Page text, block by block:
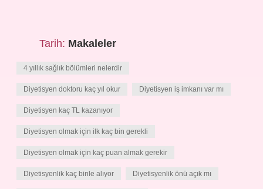
Tarih: Makaleler
4 yıllık sağlık bölümleri nelerdir
Diyetisyen doktoru kaç yıl okur Diyetisyen iş imkanı var mı
Diyetisyen kaç TL kazanıyor
Diyetisyen olmak için ilk kaç bin gerekli
Diyetisyen olmak için kaç puan almak gerekir
Diyetisyenlik kaç binle alıyor Diyetisyenlik önü açık mı